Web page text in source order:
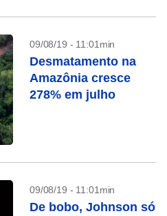
09/08/19 - 11:01min
Desmatamento na
Amazônia cresce
278% em julho
09/08/19 - 11:01min
De bobo, Johnson só